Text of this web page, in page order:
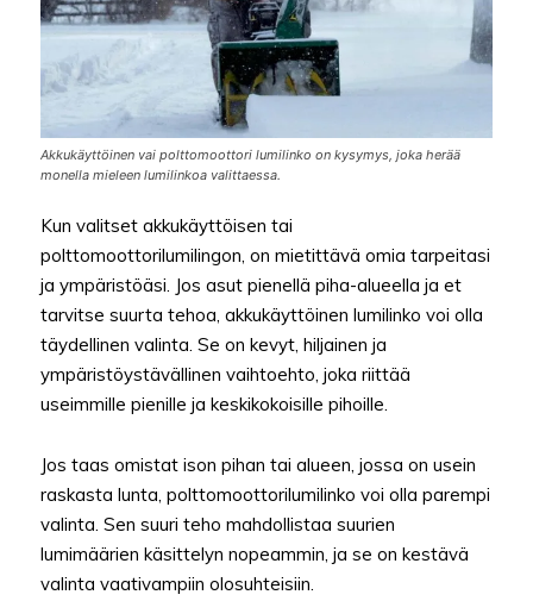
Akkukäyttöinen vai polttomoottori lumilinko on kysymys, joka herää
monella mieleen lumilinkoa valittaessa.
Kun valitset akkukäyttöisen tai
polttomoottorilumilingon, on mietittävä omia tarpeitasi
ja ympäristöäsi. Jos asut pienellä piha-alueella ja et
tarvitse suurta tehoa, akkukäyttöinen lumilinko voi olla
täydellinen valinta. Se on kevyt, hiljainen ja
ympäristöystävällinen vaihtoehto, joka riittää
useimmille pienille ja keskikokoisille pihoille.
Jos taas omistat ison pihan tai alueen, jossa on usein
raskasta lunta, polttomoottorilumilinko voi olla parempi
valinta. Sen suuri teho mahdollistaa suurien
lumimäärien käsittelyn nopeammin, ja se on kestävä
valinta vaativampiin olosuhteisiin.